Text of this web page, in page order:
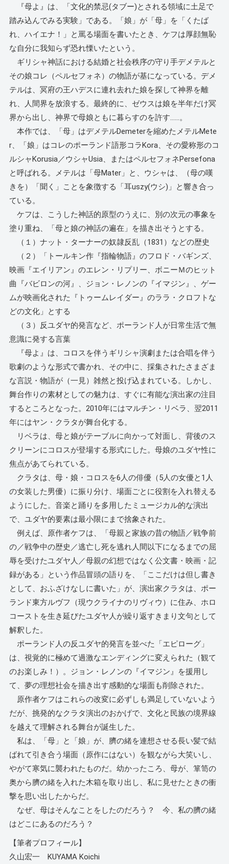
『母よ』は、「文化的禁忌(タブー)とされる領域に土足で
踏み込んでみる実験」である。「娘」が「母」を「くたば
れ、ハイエナ！」と罵る場面を書いたとき、ケフは厚顔無恥
な自分に我知らず恐れ慄いたという。
ギリシャ神話における結婚と社会秩序の守り手デメテルと
その娘コレ（ペルセフォネ）の物語が基になっている。デメ
テルは、冥府の王ハデスに連れ去れた娘を探して神界を離
れ、人間界を放浪する。最終的に、ゼウスは娘を半年だけ冥
界から出し、神界で母娘ともに暮らすのを許す……。
本作では、「母」はデメテルDemeterを縮めたメテルMete
r、「娘」はコレのポーランド語形コラKora、その愛称形のコ
ルシャKorusia／ウシャUsia、またはペルセフォネPersefona
と呼ばれる。メテルは「母Mater」と、ウシャは、（母の嘆
きを）「聞く」ことを象徴する「耳uszy(ウシ)」と響き合っ
ている。
ケフは、こうした神話的原型のうえに、別の次元の事象を
塗り重ね、「母と娘の神話の遍在」を描き出そうとする。
（１）ナット・ターナーの奴隷反乱（1831）などの歴史
（２）「トールキン作『指輪物語』のフロド・バギンズ、
映画『エイリアン』のエレン・リプリー、ボニーＭのヒット
曲『バビロンの河』、ジョン・レノンの『イマジン』、ゲー
ムが映画化された『トゥームレイダー』のララ・クロフトな
どの文化」とする
（３）反ユダヤ的発言など、ポーランド人が日常生活で無
意識に発する言葉
『母よ』は、コロスを伴うギリシャ演劇または合唱を伴う
歌劇のような形式で書かれ、その中に、採集されたさまざま
な言説・物語が（一見）雑然と投げ込まれている。しかし、
舞台作りの素材としての魅力は、すぐに有能な演出家の注目
するところとなった。2010年にはマルチン・リベラ、翌2011
年にはヤン・クラタが舞台化する。
リベラは、母と娘がテーブルに向かって対面し、背後のス
クリーンにコロスが登場する形式にした。母娘のユダヤ性に
焦点があてられている。
クラタは、母・娘・コロスを6人の俳優（5人の女優と1人
の女装した男優）に振り分け、場面ごとに役割を入れ替える
ようにした。音楽と踊りを多用したミュージカル的な演出
で、ユダヤ的要素は最小限にまで捨象された。
例えば、原作者ケフは、「母親と家族の昔の物語／戦争前
の／戦争中の歴史／逃亡し死を逃れ人間以下になるまでの屈
辱を受けたユダヤ人／母親の幻想ではなく公文書・映画・記
録がある」という作品冒頭の語りを、「ここだけは但し書き
として、おふざけなしに書いた」が、演出家クラタは、ポー
ランド東方ルヴフ（現ウクライナのリヴィウ）に住み、ホロ
コーストを生き延びたユダヤ人が繰り返すきまり文句として
解釈した。
ポーランド人の反ユダヤ的発言を並べた「エピローグ」
は、視覚的に極めて過激なエンディングに変えられた（観て
のお楽しみ！）。ジョン・レノンの『イマジン』を援用し
て、夢の理想社会を描き出す感動的な場面も削除された。
原作者ケフはこれらの改変に必ずしも満足していないよう
だが、挑発的なクラタ演出のおかげで、文化と民族の境界線
を越えて理解される舞台が誕生した。
私は、「母」と「娘」が、臍の緒を連想させる長い髪で結
ばれて引き合う場面（原作にはない）を観ながら大笑いし、
やがて寒気に襲われたものだ。幼かったころ、母が、箪笥の
奥から臍の緒を入れた木箱を取り出し、私に見せたときの衝
撃を思い出したからだ。
なぜ、母はそんなことをしたのだろう？ 今、私の臍の緒
はどこにあるのだろう？
【筆者プロフィール】
久山宏一 KUYAMA Koichi